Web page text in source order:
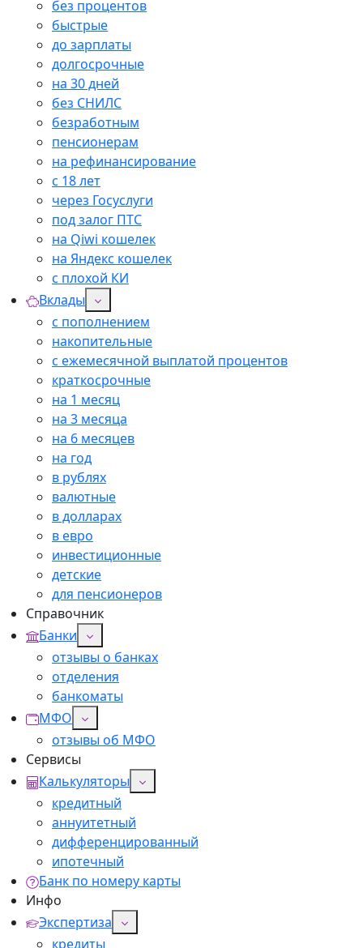
без процентов
быстрые
до зарплаты
долгосрочные
на 30 дней
без СНИЛС
безработным
пенсионерам
на рефинансирование
с 18 лет
через Госуслуги
под залог ПТС
на Qiwi кошелек
на Яндекс кошелек
с плохой КИ
Вклады
с пополнением
накопительные
с ежемесячной выплатой процентов
краткосрочные
на 1 месяц
на 3 месяца
на 6 месяцев
на год
в рублях
валютные
в долларах
в евро
инвестиционные
детские
для пенсионеров
Справочник
Банки
отзывы о банках
отделения
банкоматы
МФО
отзывы об МФО
Сервисы
Калькуляторы
кредитный
аннуитетный
дифференцированный
ипотечный
Банк по номеру карты
Инфо
Экспертиза
кредиты